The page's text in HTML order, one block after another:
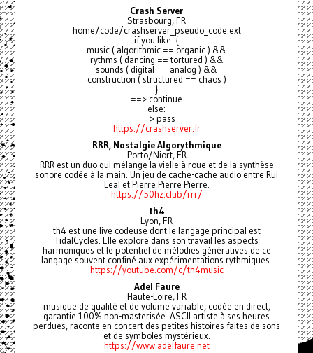
Crash Server
Strasbourg, FR
home/code/crashserver_pseudo_code.ext
if you.like: {
music ( algorithmic == organic ) &&
rythms ( dancing == tortured ) &&
sounds ( digital == analog ) &&
construction ( structured == chaos )
}
==> continue
else:
==> pass
https://crashserver.fr
RRR, Nostalgie Algorythmique
Porto/Niort, FR
RRR est un duo qui mélange la vielle à roue et de la synthèse
sonore codée à la main. Un jeu de cache-cache audio entre Rui
Leal et Pierre Pierre Pierre.
https://50hz.club/rrr/
th4
Lyon, FR
th4 est une live codeuse dont le langage principal est
TidalCycles. Elle explore dans son travail les aspects
harmoniques et le potentiel de mélodies génératives de ce
langage souvent confiné aux expérimentations rythmiques.
https://youtube.com/c/th4music
Adel Faure
Haute-Loire, FR
musique de qualité et de volume variable, codée en direct,
garantie 100% non-masterisée. ASCII artiste à ses heures
perdues, raconte en concert des petites histoires faites de sons
et de symboles mystérieux.
https://www.adelfaure.net